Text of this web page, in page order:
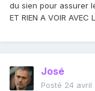
du sien pour assurer
ET RIEN A VOIR AVEC
José
Posté 24 avril